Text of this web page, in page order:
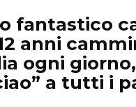
fantastico
anni
ogni
a tutti i